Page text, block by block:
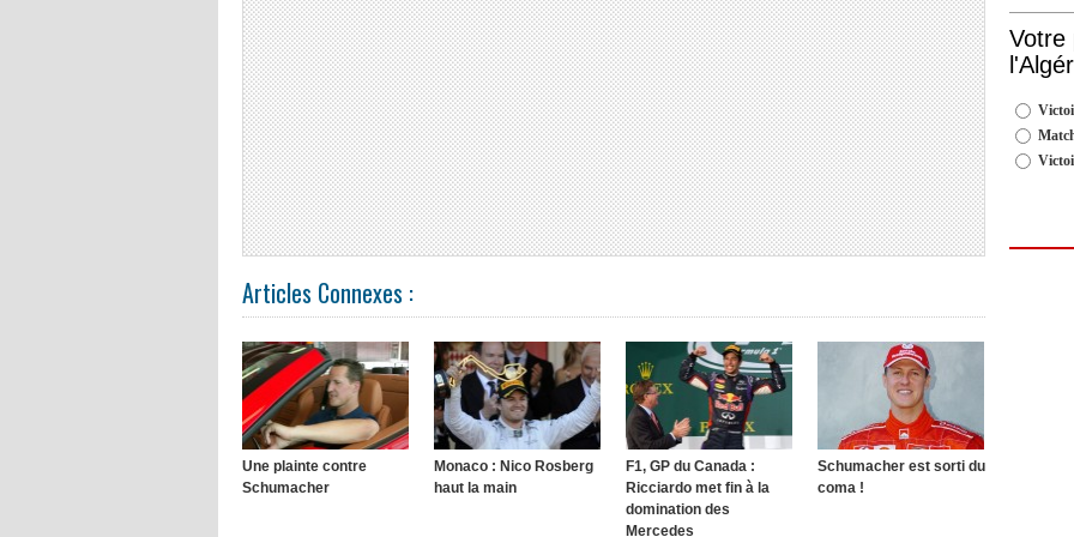
Articles Connexes :
Une plainte contre
Schumacher
Monaco : Nico Rosberg
haut la main
F1, GP du Canada :
Ricciardo met fin à la
domination des
Mercedes
Schumacher est sorti du
coma !
Votre